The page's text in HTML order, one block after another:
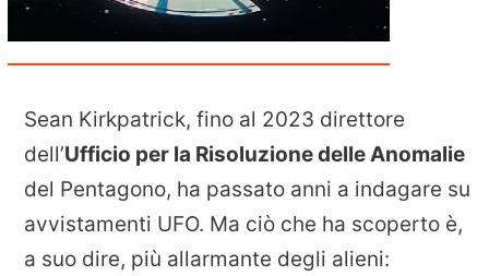
Sean Kirkpatrick, fino al 2023 direttore
dell’Ufficio per la Risoluzione delle Anomalie
del Pentagono, ha passato anni a indagare su
avvistamenti UFO. Ma ciò che ha scoperto è,
a suo dire, più allarmante degli alieni: